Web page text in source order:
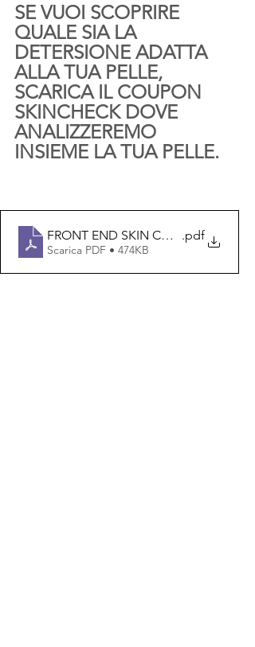
SE VUOI SCOPRIRE
QUALE SIA LA
DETERSIONE ADATTA
ALLA TUA PELLE,
SCARICA IL COUPON
SKINCHECK DOVE
ANALIZZEREMO
INSIEME LA TUA PELLE.
FRONT END SKIN CHECK.pdf
Scarica PDF • 474KB